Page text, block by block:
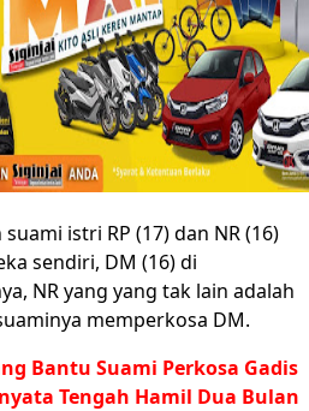
suami istri RP (17) dan NR (16)
sendiri, DM (16) di
NR yang yang tak lain adalah
memperkosa DM.
Bantu Suami Perkosa Gadis
Tengah Hamil Dua Bulan